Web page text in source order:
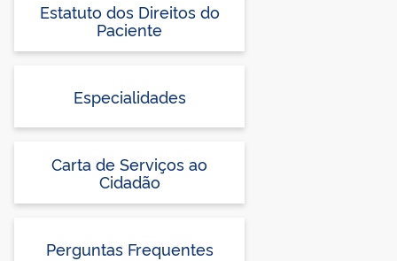
Estatuto dos Direitos do
Paciente
Especialidades
Carta de Serviços ao
Cidadão
Perguntas Frequentes